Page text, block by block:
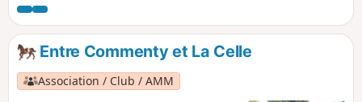
itinéraire est peu ombragé. Il peut être
complété avec l'itinéraire Chapelle Saint-Joseph
- Bois de Tigoulet - Barrage des Gannes, et ainsi
réaliser une boucle de 24 km.
Entre Commenty et La Celle
Association / Club / AMM